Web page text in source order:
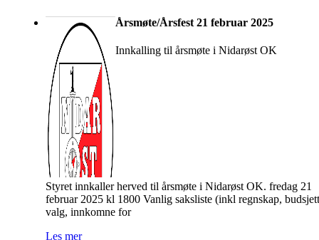
Årsmøte/Årsfest 21 februar 2025
Innkalling til årsmøte i Nidarøst OK
Styret innkaller herved til årsmøte i Nidarøst OK. fredag 21
februar 2025 kl 1800 Vanlig saksliste (inkl regnskap,
valg, innkomne for
Les mer